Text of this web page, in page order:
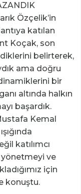
Özçelik’in
katılan
Koçak, son
belirterek,
ama doğru
bir
altında halkın
başardık.
Kemal
katılımcı
yönetmeyi ve
için
konuştu.